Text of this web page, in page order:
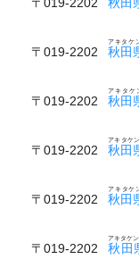
〒019-2202 秋田
アキタケ
〒019-2202 秋田
アキタケ
〒019-2202 秋田
アキタケ
〒019-2202 秋田
アキタケ
〒019-2202 秋田
アキタケ